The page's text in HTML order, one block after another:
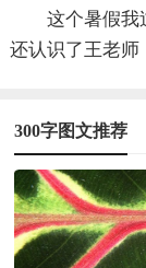
这个暑假我
还认识了王老师
300字图文推荐